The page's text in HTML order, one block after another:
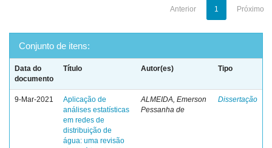
Anterior 1 Próximo
Conjunto de itens:
Data do
documento
Título Autor(es) Tipo
9-Mar-2021
Aplicação de
análises estatísticas
em redes de
distribuição de
água: uma revisão
ALMEIDA, Emerson
Pessanha de
Dissertação